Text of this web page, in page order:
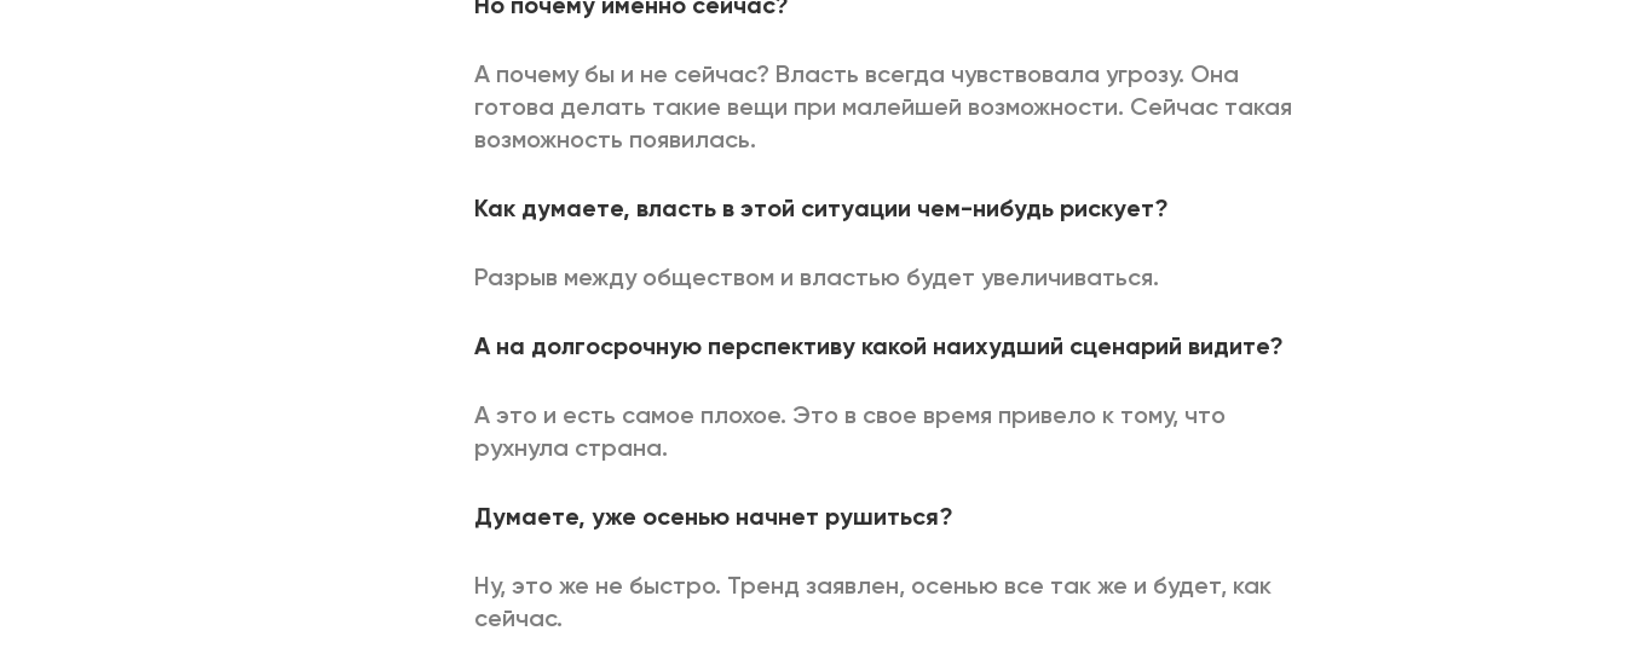
А почему бы и не сейчас? Власть всегда чувствовала угрозу. Она
готова делать такие вещи при малейшей возможности. Сейчас такая
возможность появилась.
Как думаете, власть в этой ситуации чем-нибудь рискует?
Разрыв между обществом и властью будет увеличиваться.
А на долгосрочную перспективу какой наихудший сценарий видите?
А это и есть самое плохое. Это в свое время привело к тому, что
рухнула страна.
Думаете, уже осенью начнет рушиться?
Ну, это же не быстро. Тренд заявлен, осенью все так же и будет, как
сейчас.